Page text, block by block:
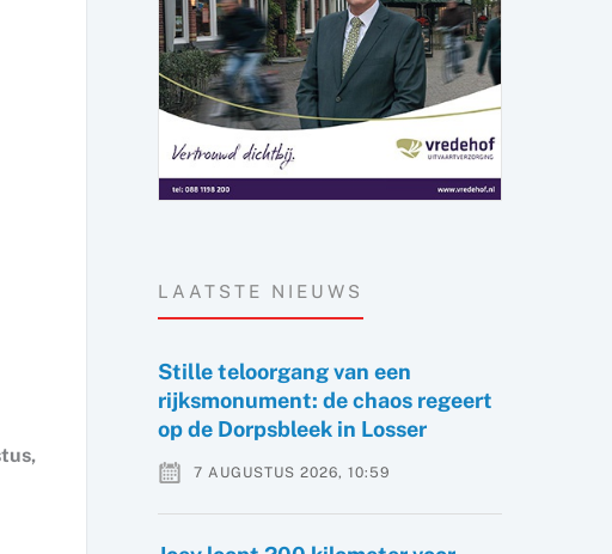
LAATSTE NIEUWS
Stille teloorgang van een
rijksmonument: de chaos regeert
op de Dorpsbleek in Losser
7 AUGUSTUS 2026, 10:59